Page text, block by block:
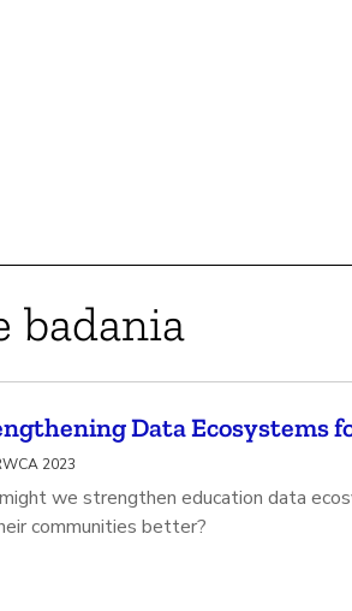
badania
Data Ecosystems
2023
we strengthen education data
communities better?